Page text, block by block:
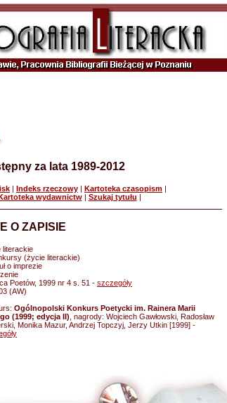
za lata 1989-2012
| Indeks rzeczowy | Kartoteka czasopism |
wydawnictw| Szukaj tytułu |
O ZAPISIE
literackie
(życie literackie)
o imprezie
Poetów, 1999 nr 4 s. 51 - szczegóły
(AW)
Ogólnopolski Konkurs Poetycki im. Rainera Marii
(1999; edycja II) , nagrody: Wojciech Gawłowski, Radosław
Monika Mazur, Andrzej Topczyj, Jerzy Utkin [1999] -